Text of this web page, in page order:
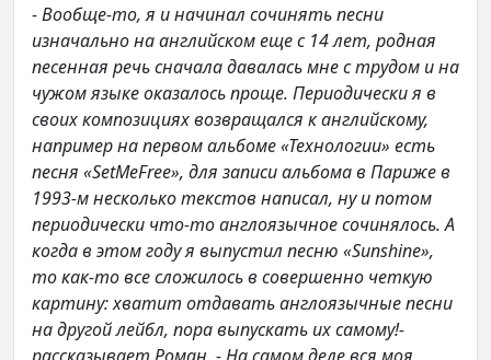
- Вообще-то, я и начинал сочинять песни
изначально на английском еще с 14 лет, родная
песенная речь сначала давалась мне с трудом и на
чужом языке оказалось проще. Периодически я в
своих композициях возвращался к английскому,
например на первом альбоме «Технологии» есть
песня «SetMeFree», для записи альбома в Париже в
1993-м несколько текстов написал, ну и потом
периодически что-то англоязычное сочинялось. А
когда в этом году я выпустил песню «Sunshine»,
то как-то все сложилось в совершенно четкую
картину: хватит отдавать англоязычные песни
на другой лейбл, пора выпускать их самому!-